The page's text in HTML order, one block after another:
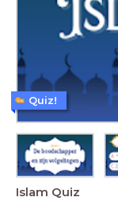
Islam Quiz
Quiz!